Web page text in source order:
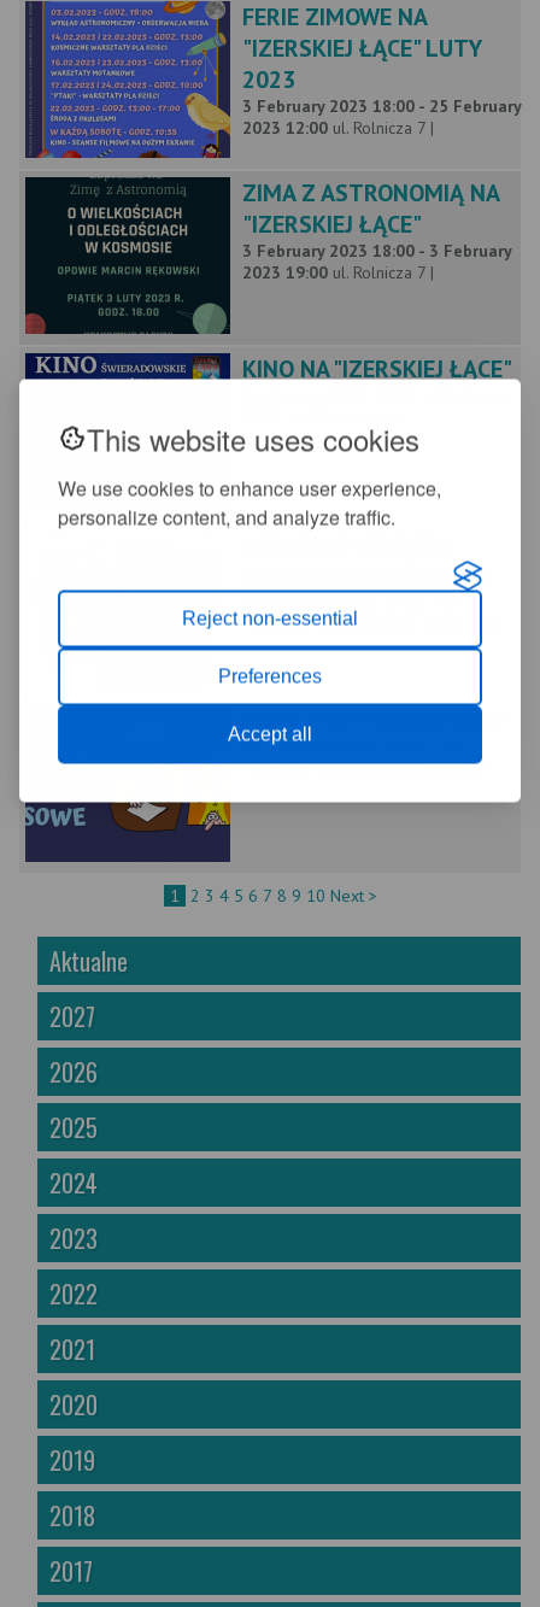
This website uses cookies
We use cookies to enhance user experience,
personalize content, and analyze traffic.
Reject non-essential
Preferences
Accept all
FERIE ZIMOWE NA
"IZERSKIEJ ŁĄCE" LUTY
2023
3 February 2023 18:00 - 25 February
2023 12:00 ul. Rolnicza 7 |
ZIMA Z ASTRONOMIĄ NA
"IZERSKIEJ ŁĄCE"
3 February 2023 18:00 - 3 February
2023 19:00 ul. Rolnicza 7 |
KINO NA "IZERSKIEJ ŁĄCE"
DARIUSZA MILIŃSKIEGO
February 2023 20:00
|
WARSZTATY KOMIKSOWE
14 February 2023 12:00 - 14
February 2023 14:30Dworcowa 1 |
1 2 3 4 5 6 7 8 9 10 Next >
Aktualne
2027
2026
2025
2024
2023
2022
2021
2020
2019
2018
2017